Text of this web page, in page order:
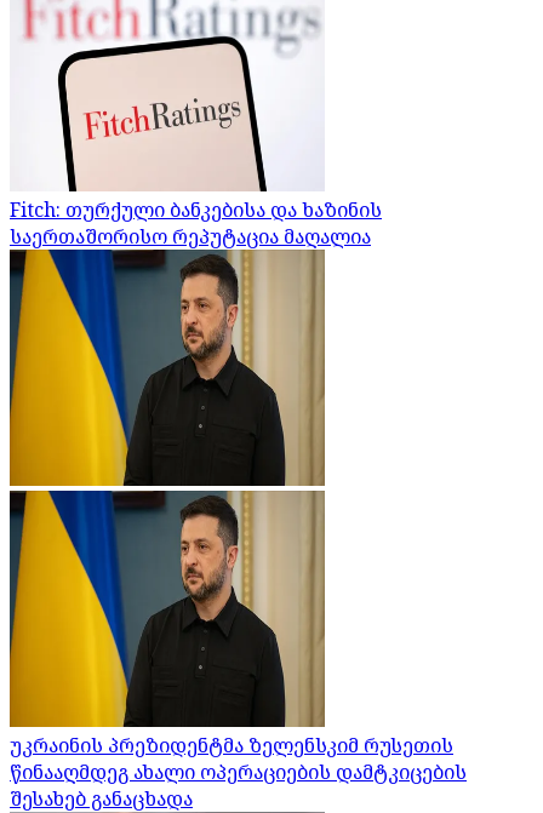
Fitch: თურქული ბანკებისა და ხაზინის
საერთაშორისო რეპუტაცია მაღალია
უკრაინის პრეზიდენტმა ზელენსკიმ რუსეთის
წინააღმდეგ ახალი ოპერაციების დამტკიცების
შესახებ განაცხადა